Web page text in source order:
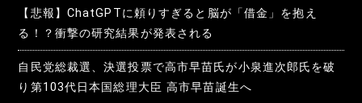
【悲報】ChatGPTに頼りすぎると脳が「借金」を抱え
る！？衝撃の研究結果が発表される
自民党総裁選、決選投票で高市早苗氏が小泉進次郎氏を破
り第103代日本国総理大臣 高市早苗誕生へ